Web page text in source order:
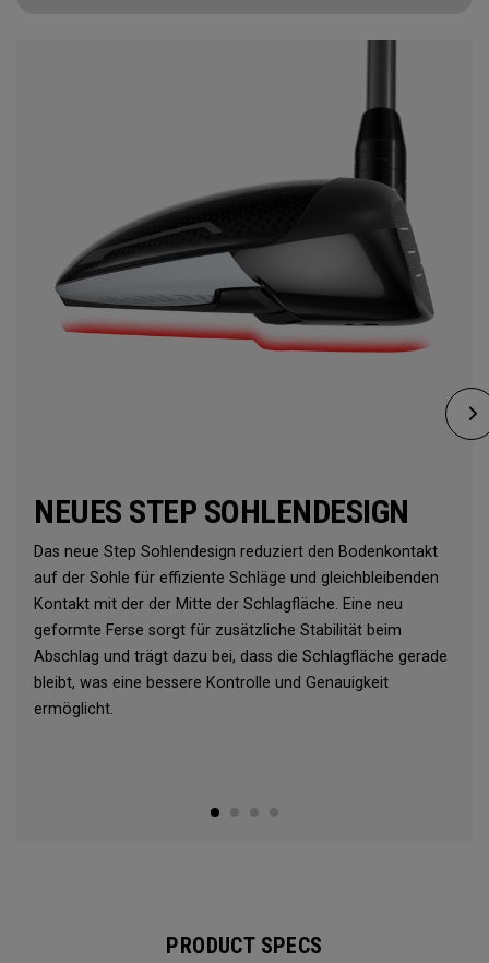
NEUES STEP SOHLENDESIGN
Das neue Step Sohlendesign reduziert den Bodenkontakt
auf der Sohle für effiziente Schläge und gleichbleibenden
Kontakt mit der der Mitte der Schlagfläche. Eine neu
geformte Ferse sorgt für zusätzliche Stabilität beim
Abschlag und trägt dazu bei, dass die Schlagfläche gerade
bleibt, was eine bessere Kontrolle und Genauigkeit
ermöglicht.
PRODUCT SPECS